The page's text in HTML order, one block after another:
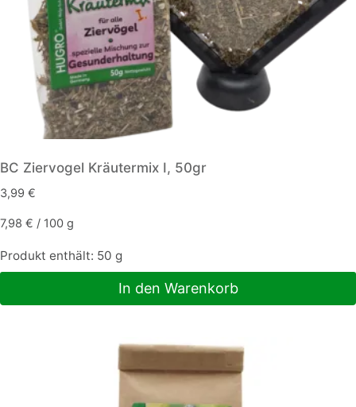
BC Ziervogel Kräutermix I, 50gr
3,99 €
7,98 € / 100 g
Produkt enthält: 50 g
In den Warenkorb